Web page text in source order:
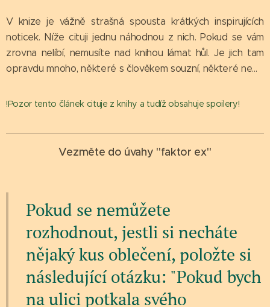
V knize je vážně strašná spousta krátkých inspirujících
noticek. Níže cituji jednu náhodnou z nich. Pokud se vám
zrovna nelíbí, nemusíte nad knihou lámat hůl. Je jich tam
opravdu mnoho, některé s člověkem souzní, některé ne...
!Pozor tento článek cituje z knihy a tudíž obsahuje spoilery!
Vezměte do úvahy "faktor ex"
Pokud se nemůžete
rozhodnout, jestli si necháte
nějaký kus oblečení, položte si
následující otázku: "Pokud bych
na ulici potkala svého